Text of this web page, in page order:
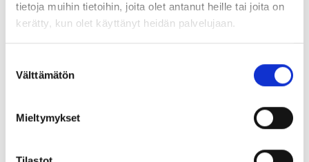
tietoja muihin tietoihin, joita olet antanut heille tai joita on
kerätty, kun olet käyttänyt heidän palvelujaan.
valinta
Välttämätön
Mieltymykset
ILMOITTAUDU MUKAAN TÄSTÄ >>
Rekryboosterin toteuttavat yhdessä TEK, Luonnon-,
ympäristö- ja metsätieteilijöiden liitto LOIMU, Suomen
Tradenomiliitto, Yhteiskunta-alan korkeakoulutetut,